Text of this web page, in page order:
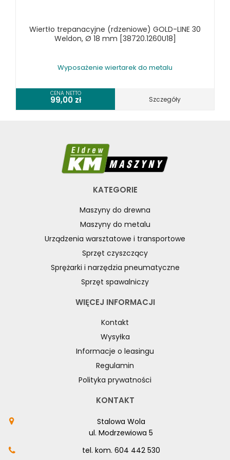
KOSZT DOSTAWY
Wiertło trepanacyjne (rdzeniowe) GOLD-LINE 30
Weldon, Ø 18 mm [38720.1260U18]
Wyposażenie wiertarek do metalu
CENA NETTO
99,00 zł Szczegóły
KATEGORIE
Maszyny do drewna
Maszyny do metalu
Urządzenia warsztatowe i transportowe
Sprzęt czyszczący
Sprężarki i narzędzia pneumatyczne
Sprzęt spawalniczy
WIĘCEJ INFORMACJI
Kontakt
Wysyłka
Informacje o leasingu
Regulamin
Polityka prywatności
KONTAKT
Stalowa Wola
ul. Modrzewiowa 5
tel. kom. 604 442 530